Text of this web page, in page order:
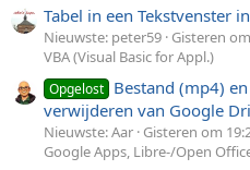
Tabel in een Tekstvenster
Nieuwste: peter59 Gisteren
VBA (Visual Basic for Appl.)
Opgelost Bestand (mp4)
verwijderen van Google
Nieuwste: Aar Gisteren om
Google Apps, Libre-/Open